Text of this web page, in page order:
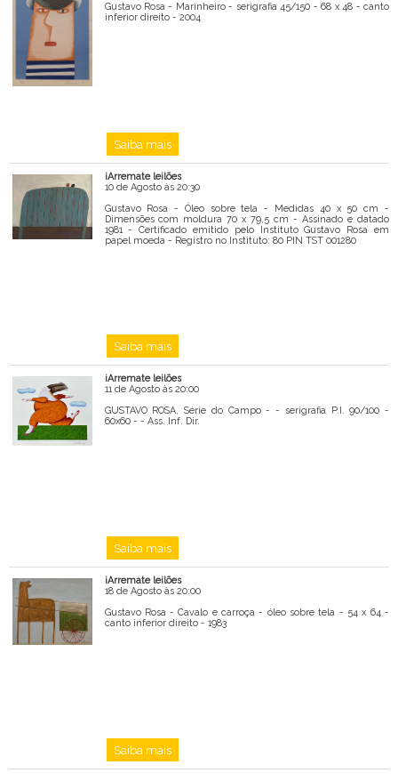
Gustavo Rosa - Marinheiro - serigrafia 45/150 - 68 x 48 - canto
inferior direito - 2004
Saiba mais
iArremate leilões
10 de Agosto às 20:30
Gustavo Rosa - Óleo sobre tela - Medidas 40 x 50 cm -
Dimensões com moldura 70 x 79,5 cm - Assinado e datado
1981 - Certificado emitido pelo Instituto Gustavo Rosa em
papel moeda - Registro no Instituto: 80 PIN TST 001280
Saiba mais
iArremate leilões
11 de Agosto às 20:00
GUSTAVO ROSA, Série do Campo - - serigrafia P.I. 90/100 -
60x60 - - Ass. Inf. Dir.
Saiba mais
iArremate leilões
18 de Agosto às 20:00
Gustavo Rosa - Cavalo e carroça - óleo sobre tela - 54 x 64 -
canto inferior direito - 1983
Saiba mais